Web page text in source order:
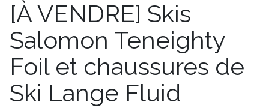
le
[À VENDRE] Skis
Salomon Teneighty
Foil et chaussures de
Ski Lange Fluid